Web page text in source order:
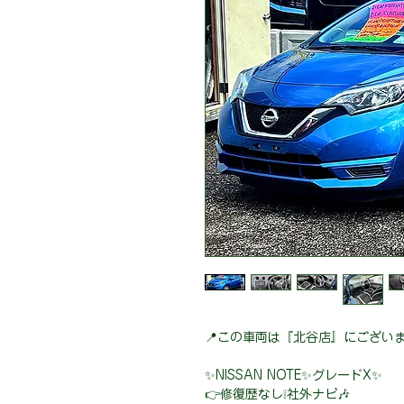
📍この車両は『北谷店』にございま
✨NISSAN NOTE✨グレードX✨
👉修復歴なし❕社外ナビ🎶